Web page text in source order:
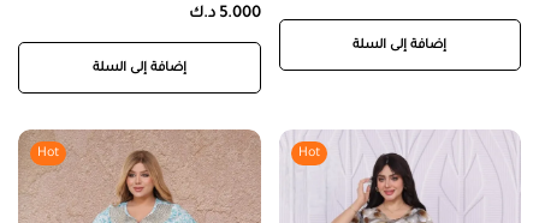
إضافة إلى السلة
5.000 د.ك
إضافة إلى السلة
Hot
Hot